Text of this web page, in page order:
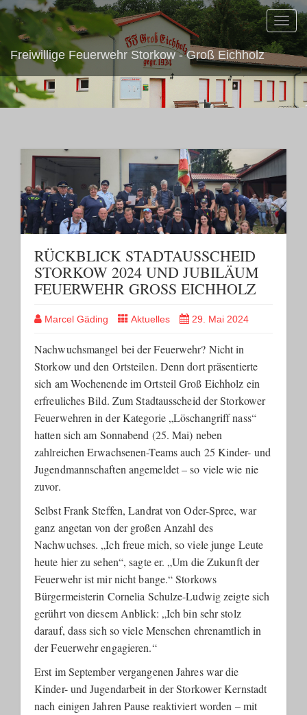
Freiwillige Feuerwehr Storkow - Groß Eichholz
RÜCKBLICK STADTAUSSCHEID
STORKOW 2024 UND JUBILÄUM
FEUERWEHR GROSS EICHHOLZ
Marcel Gäding Aktuelles 29. Mai 2024
Nachwuchsmangel bei der Feuerwehr? Nicht in
Storkow und den Ortsteilen. Denn dort präsentierte
sich am Wochenende im Ortsteil Groß Eichholz ein
erfreuliches Bild. Zum Stadtausscheid der Storkower
Feuerwehren in der Kategorie „Löschangriff nass“
hatten sich am Sonnabend (25. Mai) neben
zahlreichen Erwachsenen-Teams auch 25 Kinder- und
Jugendmannschaften angemeldet – so viele wie nie
zuvor.
Selbst Frank Steffen, Landrat von Oder-Spree, war
ganz angetan von der großen Anzahl des
Nachwuchses. „Ich freue mich, so viele junge Leute
heute hier zu sehen“, sagte er. „Um die Zukunft der
Feuerwehr ist mir nicht bange.“ Storkows
Bürgermeisterin Cornelia Schulze-Ludwig zeigte sich
gerührt von diesem Anblick: „Ich bin sehr stolz
darauf, dass sich so viele Menschen ehrenamtlich in
der Feuerwehr engagieren.“
Erst im September vergangenen Jahres war die
Kinder- und Jugendarbeit in der Storkower Kernstadt
nach einigen Jahren Pause reaktiviert worden – mit